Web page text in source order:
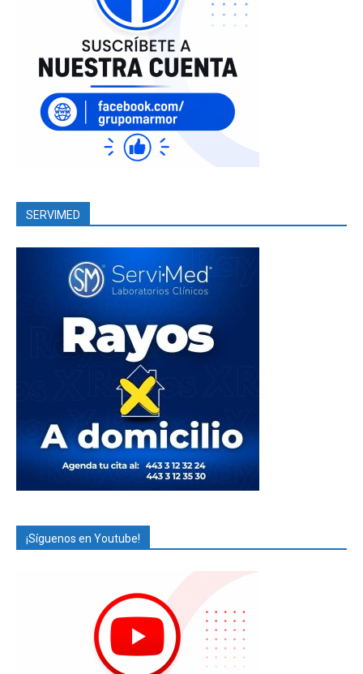
SERVIMED
¡Síguenos en Youtube!